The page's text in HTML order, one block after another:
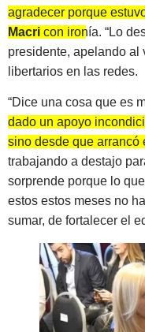
agradecer porque
Macri con ironía. “Lo
presidente, apelando al
libertarios en las redes.
“Dice una cosa que es
dado un apoyo
sino desde que arrancó
trabajando a destajo
sorprende porque lo
estos estos meses no
sumar, de fortalecer el